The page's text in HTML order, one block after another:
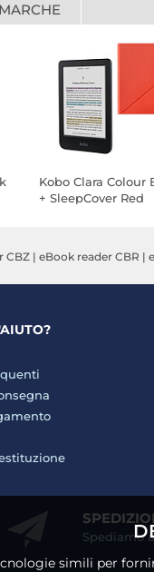
simili per
Kobo Clara Colour
+ SleepCover Red
CBZ | eBook reader CBR |
Spediamo